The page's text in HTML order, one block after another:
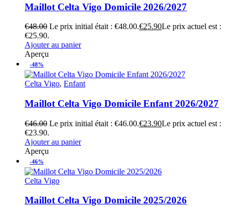
Maillot Celta Vigo Domicile 2026/2027
€48.00 Le prix initial était : €48.00.€25.90Le prix actuel est :
€25.90.
Ajouter au panier
Aperçu
-48%
Celta Vigo, Enfant
Maillot Celta Vigo Domicile Enfant 2026/2027
€46.00 Le prix initial était : €46.00.€23.90Le prix actuel est :
€23.90.
Ajouter au panier
Aperçu
-46%
Celta Vigo
Maillot Celta Vigo Domicile 2025/2026